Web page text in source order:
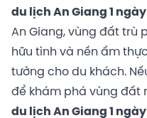
du lịch An Giang 1
An Giang, vùng đất trù
hữu tình và nền ẩm
tưởng cho du khách.
để khám phá vùng đất
du lịch An Giang 1